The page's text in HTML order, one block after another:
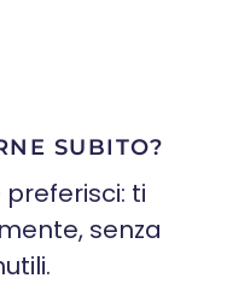
SUBITO?
ti
senza